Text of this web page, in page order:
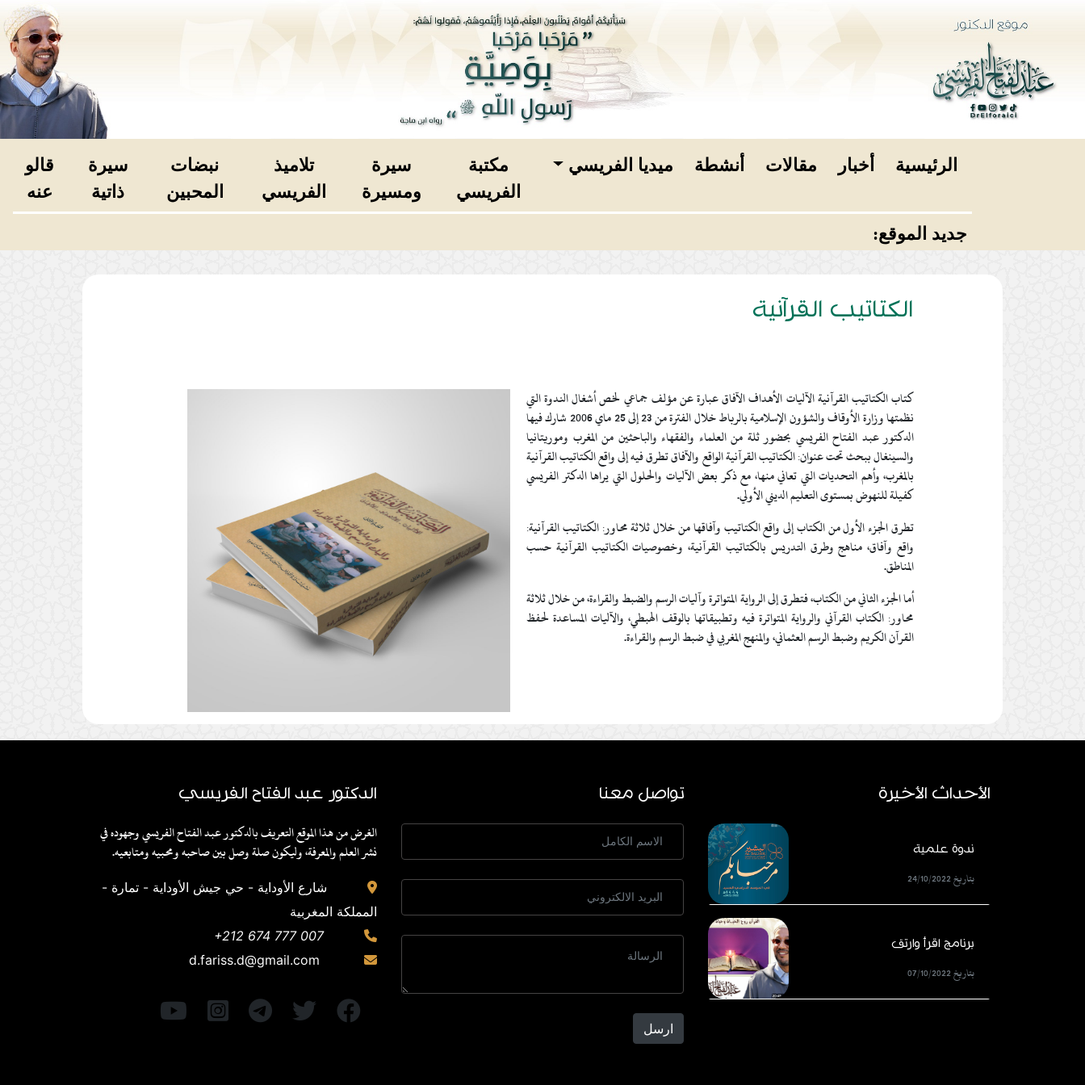
الرئيسية أخبار مقالات أنشطة ميديا الفريسي
مكتبة
الفريسي
سيرة
ومسيرة
تلاميذ
الفريسي
نبضات
المحبين
سيرة
ذاتية
قالو
عنه
جديد الموقع:
الكتاتيب القرآنية
كتاب الكتاتيب القرآنية الآليات الأهداف الآفاق عبارة عن مؤلف جماعي لخص أشغال الندوة التي
نظمتها وزارة الأوقاف والشؤون الإسلامية بالرباط خلال الفترة من
23 إلى 25 ماي 2006 شارك فيها
الدكتور عبد الفتاح الفريسي بحضور ثلة من العلماء والفقهاء والباحثين من المغرب وموريتانيا
والسينغال ببحث تحت عنوان: الكتاتيب القرآنية الواقع والآفاق تطرق فيه إلى واقع الكتاتيب القرآنية
بالمغرب، وأهم التحديات التي تعاني منها، مع ذكر بعض الآليات والحلول التي يراها الدكتر الفريسي
كفيلة للنهوض بمستوى التعليم الديني الأولي.
تطرقالجزء الأولمن الكتاب إلى واقع الكتاتيب وآفاقها من خلال ثلاثة محاور:الكتاتيب القرآنية:
واقع وآفاق، مناهج وطرق التدريس بالكتاتيب القرآنية، وخصوصيات الكتاتيب القرآنية حسب
المناطق.
أماالجزء الثانيمن الكتاب، فتطرق إلى الرواية المتواترة وآليات الرسم والضبط والقراءة، من خلال ثلاثة
محاور: الكتاب القرآني والرواية المتواترة فيه وتطبيقاتها بالوقف الهبطي، والآليات المساعدةلحفظ
القرآن الكريم وضبط الرسم العثماني،والمنهج المغربيفي ضبط الرسم والقراءة.
الأحداث الأخيرة
ندوة علمية
بتاريخ 24/10/2022
برنامج اقرأ وارتق
بتاريخ 07/10/2022
تواصل معنا
ارسل
الدكتور عبد الفتاح الفريسي
الغرض من هذا الموقع التعريف بالدكتور عبد الفتاح الفريسي وجهوده في
نشر العلم والمعرفة، وليكون صلة وصل بين صاحبه ومحبيه ومتابعيه.
شارع الأوداية - حي جيش الأوداية - تمارة -
المملكة المغربية
+212 674 777 007